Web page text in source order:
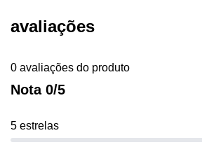
avaliações
0 avaliações do produto
Nota 0/5
5 estrelas